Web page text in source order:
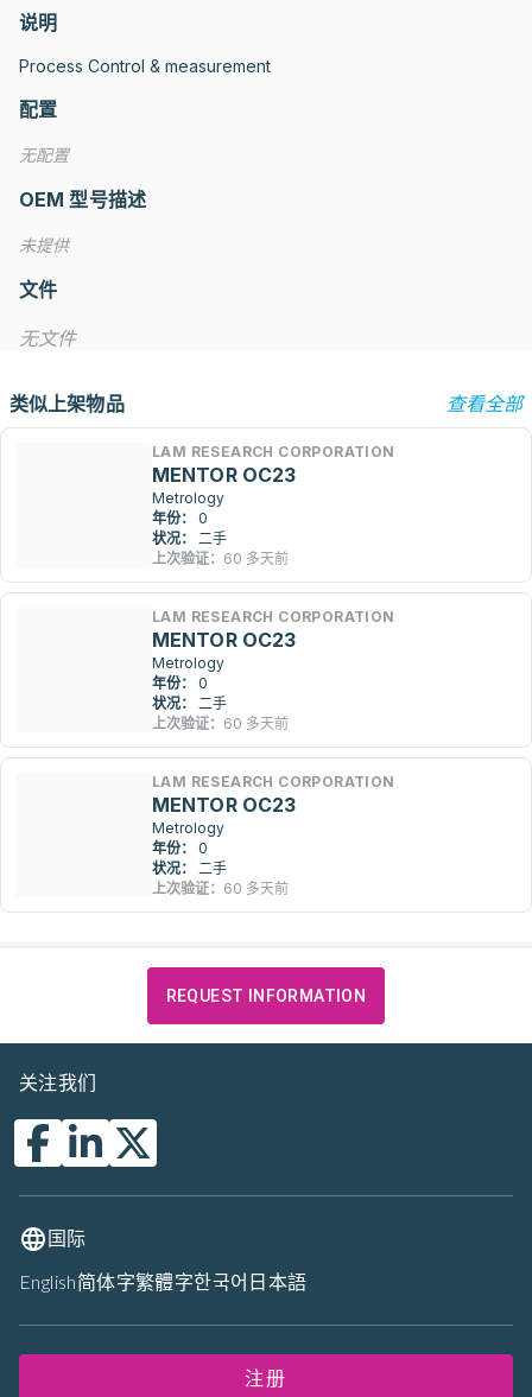
说明
Process Control & measurement
配置
无配置
OEM 型号描述
未提供
文件
无文件
类似上架物品 查看全部
LAM RESEARCH CORPORATION
MENTOR OC23
Metrology
年份：
0
状况：
二手
上次验证： 60 多天前
LAM RESEARCH CORPORATION
MENTOR OC23
Metrology
年份：
0
状况：
二手
上次验证： 60 多天前
LAM RESEARCH CORPORATION
MENTOR OC23
Metrology
年份：
0
状况：
二手
上次验证： 60 多天前
REQUEST INFORMATION
关注我们
国际
English简体字繁體字한국어 日本語
注册